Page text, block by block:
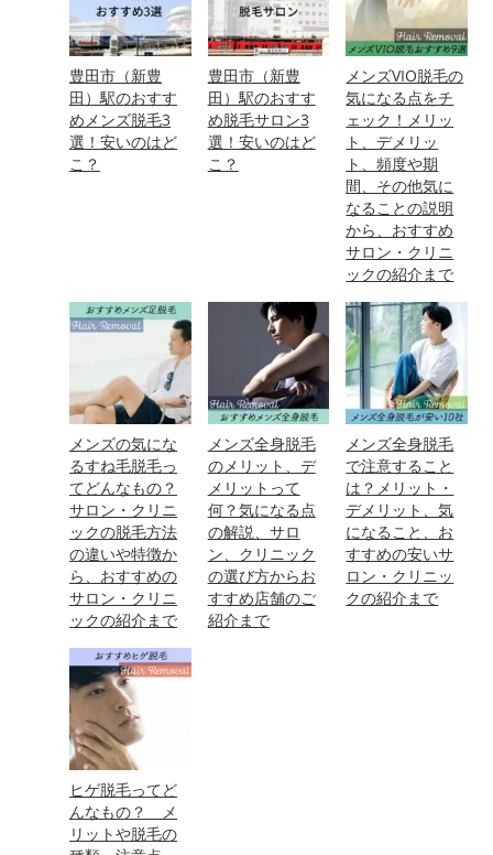
豊田市（新豊
田）駅のおすす
めメンズ脱毛3
選！安いのはど
こ？
豊田市（新豊
田）駅のおすす
め脱毛サロン3
選！安いのはど
こ？
メンズVIO脱毛の
気になる点をチ
ェック！メリッ
ト、デメリッ
ト、頻度や期
間、その他気に
なることの説明
から、おすすめ
サロン・クリニ
ックの紹介まで
メンズの気にな
るすね毛脱毛っ
てどんなもの？
サロン・クリニ
ックの脱毛方法
の違いや特徴か
ら、おすすめの
サロン・クリニ
ックの紹介まで
メンズ全身脱毛
のメリット、デ
メリットって
何？気になる点
の解説、サロ
ン、クリニック
の選び方からお
すすめ店舗のご
紹介まで
メンズ全身脱毛
で注意すること
は？メリット・
デメリット、気
になること、お
すすめの安いサ
ロン・クリニッ
クの紹介まで
ヒゲ脱毛ってど
んなもの？ メ
リットや脱毛の